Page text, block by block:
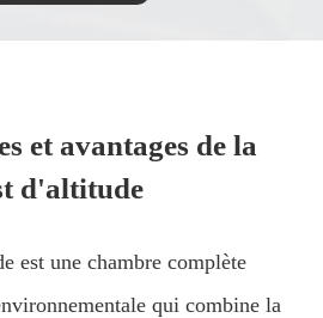
et avantages de la
d'altitude
est une chambre complète
qui combine la